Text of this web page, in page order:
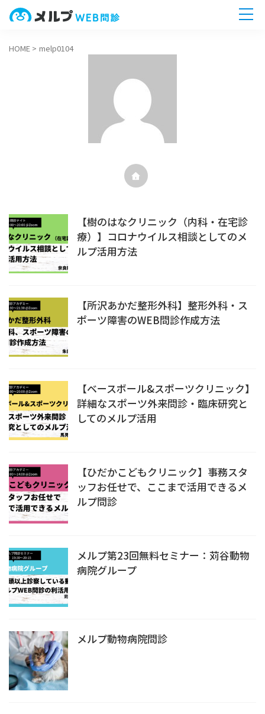
ホーム
無料相談へ
HOME > melp0104
【樹のはなクリニック（内科・在宅診
療）】コロナウイルス相談としてのメ
ルプ活用方法
【所沢あかだ整形外科】整形外科・ス
ポーツ障害のWEB問診作成方法
【ベースボール&スポーツクリニック】
詳細なスポーツ外来問診・臨床研究と
してのメルプ活用
【ひだかこどもクリニック】事務スタ
ッフお任せで、ここまで活用できるメ
ルプ問診
メルプ第23回無料セミナー：苅谷動物
病院グループ
メルプ動物病院問診